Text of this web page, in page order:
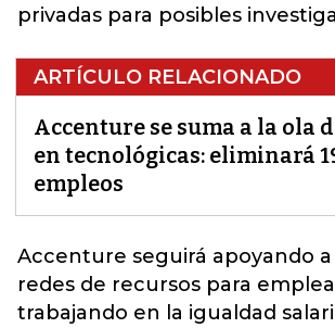
privadas para posibles
ARTÍCULO RELACIONADO
Accenture se suma a la ola
en tecnológicas: eliminará
empleos
Accenture seguirá apoyando
redes de recursos para
trabajando en la igualdad